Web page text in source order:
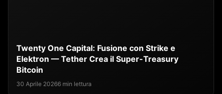
Twenty One Capital: Fusione con Strike e
Elektron — Tether Crea il Super-Treasury
Bitcoin
30 Aprile 20266 min lettura